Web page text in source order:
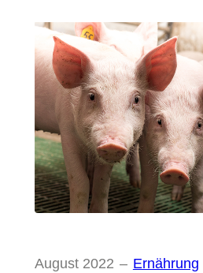
August 2022 – Ernährung